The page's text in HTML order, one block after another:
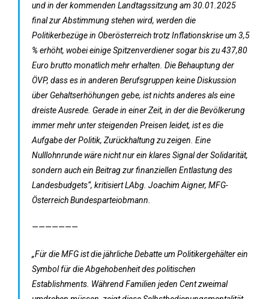
und in der kommenden Landtagssitzung am 30.01.2025
final zur Abstimmung stehen wird, werden die
Politikerbezüge in Oberösterreich trotz Inflationskrise um 3,5
% erhöht, wobei einige Spitzenverdiener sogar bis zu 437,80
Euro brutto monatlich mehr erhalten. Die Behauptung der
ÖVP, dass es in anderen Berufsgruppen keine Diskussion
über Gehaltserhöhungen gebe, ist nichts anderes als eine
dreiste Ausrede. Gerade in einer Zeit, in der die Bevölkerung
immer mehr unter steigenden Preisen leidet, ist es die
Aufgabe der Politik, Zurückhaltung zu zeigen. Eine
Nulllohnrunde wäre nicht nur ein klares Signal der Solidarität,
sondern auch ein Beitrag zur finanziellen Entlastung des
Landesbudgets“, kritisiert LAbg. Joachim Aigner, MFG-
Österreich Bundesparteiobmann.
———————
„Für die MFG ist die jährliche Debatte um Politikergehälter ein
Symbol für die Abgehobenheit des politischen
Establishments. Während Familien jeden Cent zweimal